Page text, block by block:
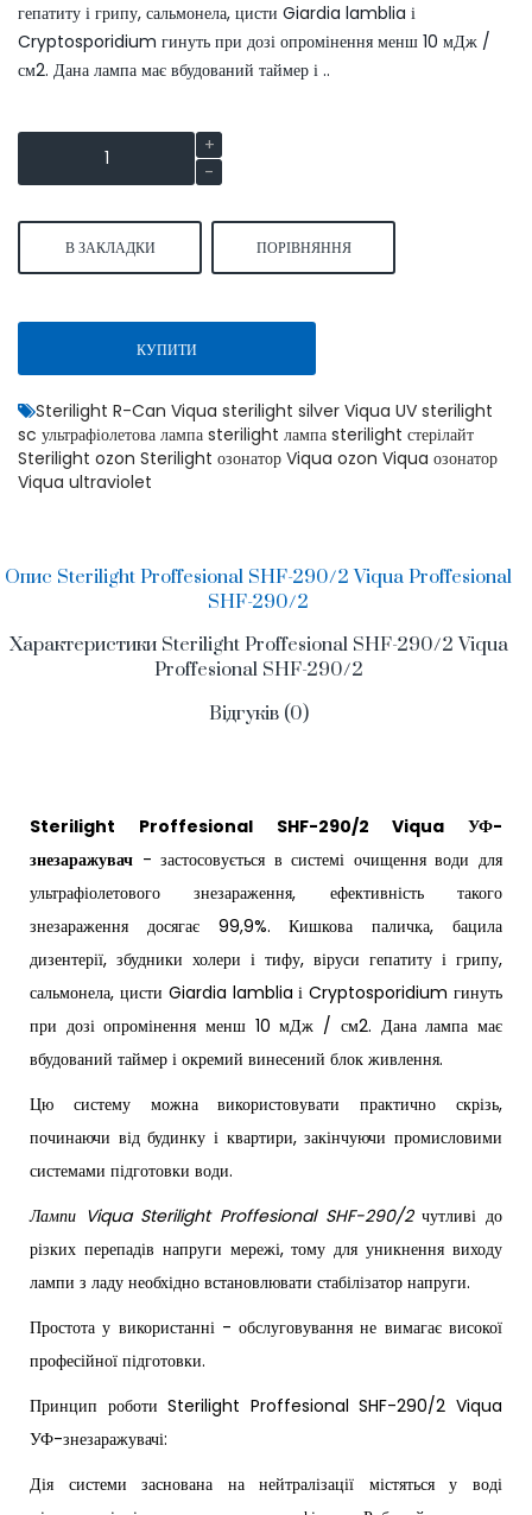
гепатиту і грипу, сальмонела, цисти Giardia lamblia і
Cryptosporidium гинуть при дозі опромінення менш 10 мДж /
см2. Дана лампа має вбудований таймер і ..
В ЗАКЛАДКИ ПОРІВНЯННЯ
КУПИТИ
Sterilight R-Can Viqua sterilight silver Viqua UV sterilight
sc ультрафіолетова лампа sterilight лампа sterilight стерілайт
Sterilight ozon Sterilight озонатор Viqua ozon Viqua озонатор
Viqua ultraviolet
Опис Sterilight Proffesional SHF-290/2 Viqua Proffesional
SHF-290/2
Характеристики Sterilight Proffesional SHF-290/2 Viqua
Proffesional SHF-290/2
Відгуків (0)
Sterilight Proffesional SHF-290/2 Viqua УФ-
знезаражувач - застосовується в системі очищення води для
ультрафіолетового знезараження, ефективність такого
знезараження досягає 99,9%. Кишкова паличка, бацила
дизентерії, збудники холери і тифу, віруси гепатиту і грипу,
сальмонела, цисти Giardia lamblia і Cryptosporidium гинуть
при дозі опромінення менш 10 мДж / см2. Дана лампа має
вбудований таймер і окремий винесений блок живлення.
Цю систему можна використовувати практично скрізь,
починаючи від будинку і квартири, закінчуючи промисловими
системами підготовки води.
Лампи Viqua Sterilight Proffesional SHF-290/2чутливі до
різких перепадів напруги мережі, тому для уникнення виходу
лампи з ладу необхідно встановлювати стабілізатор напруги.
Простота у використанні - обслуговування не вимагає високої
професійної підготовки.
Принцип роботи Sterilight Proffesional SHF-290/2 Viqua
УФ-знезаражувачі:
Дія системи заснована на нейтралізації містяться у воді